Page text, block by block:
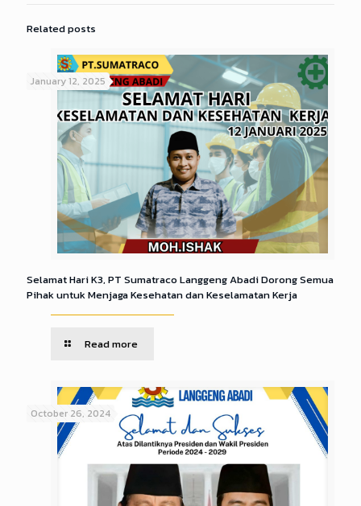
Related posts
January 12, 2025
Selamat Hari K3, PT Sumatraco Langgeng Abadi Dorong Semua
Pihak untuk Menjaga Kesehatan dan Keselamatan Kerja
Read more
October 26, 2024